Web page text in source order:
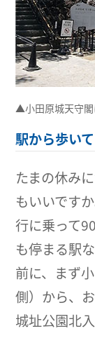
▲小田原城天守閣
駅から歩い
たまの休み
もいいです
行に乗って
も停まる駅
前に、まず
側）から、
城址公園北